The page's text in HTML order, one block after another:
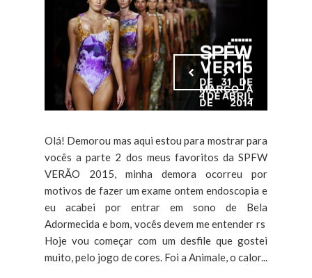
Olá! Demorou mas aqui estou para mostrar para
vocês a parte 2 dos meus favoritos da SPFW
VERÃO 2015, minha demora ocorreu por
motivos de fazer um exame ontem endoscopia e
eu acabei por entrar em sono de Bela
Adormecida e bom, vocês devem me entender rs
Hoje vou começar com um desfile que gostei
muito, pelo jogo de cores. Foi a Animale, o calor...